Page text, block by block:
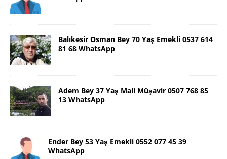
Balıkesir Osman Bey 70 Yaş Emekli 0537 614
81 68 WhatsApp
Adem Bey 37 Yaş Mali Müşavir 0507 768 85
13 WhatsApp
Ender Bey 53 Yaş Emekli 0552 077 45 39
WhatsApp